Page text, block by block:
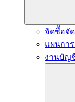
จัดซื้อจั
แผนกา
งานบัญ